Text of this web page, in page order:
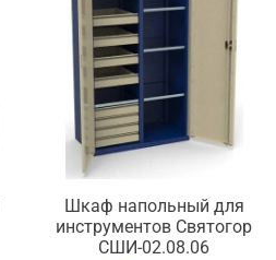
Шкаф напольный для
инструментов Святогор
СШИ-02.08.06